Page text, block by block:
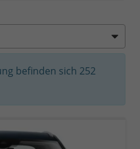
befinden sich 252